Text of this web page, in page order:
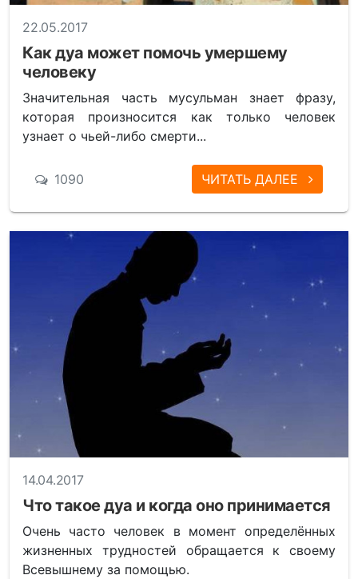
22.05.2017
Как дуа может помочь умершему
человеку
Значительная часть мусульман знает фразу,
которая произносится как только человек
узнает о чьей-либо смерти...
1090 ЧИТАТЬ ДАЛЕЕ
14.04.2017
Что такое дуа и когда оно принимается
Очень часто человек в момент определённых
жизненных трудностей обращается к своему
Всевышнему за помощью.